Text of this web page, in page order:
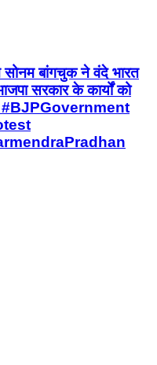
सोनम बांगचुक ने वंदे भारत
सरकार के कार्यों को
#BJPGovernment